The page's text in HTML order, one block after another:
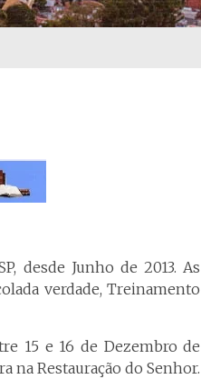
desde Junho de 2013. As
verdade, Treinamento
15 e 16 de Dezembro de
na Restauração do Senhor.